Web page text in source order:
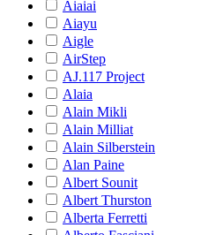
Aiaiai
Aiayu
Aigle
AirStep
AJ.117 Project
Alaia
Alain Mikli
Alain Milliat
Alain Silberstein
Alan Paine
Albert Sounit
Albert Thurston
Alberta Ferretti